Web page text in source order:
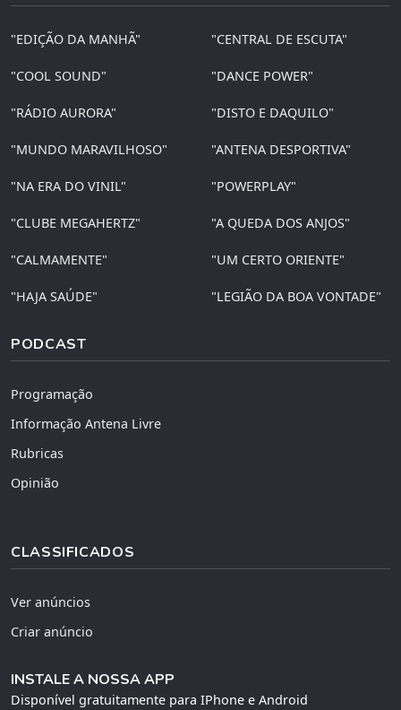
"EDIÇÃO DA MANHÃ" "CENTRAL DE ESCUTA"
"COOL SOUND" "DANCE POWER"
"RÁDIO AURORA" "DISTO E DAQUILO"
"MUNDO MARAVILHOSO" "ANTENA DESPORTIVA"
"NA ERA DO VINIL" "POWERPLAY"
"CLUBE MEGAHERTZ" "A QUEDA DOS ANJOS"
"CALMAMENTE" "UM CERTO ORIENTE"
"HAJA SAÚDE" "LEGIÃO DA BOA VONTADE"
PODCAST
Programação
Informação Antena Livre
Rubricas
Opinião
CLASSIFICADOS
Ver anúncios
Criar anúncio
INSTALE A NOSSA APP
Disponível gratuitamente para IPhone e Android